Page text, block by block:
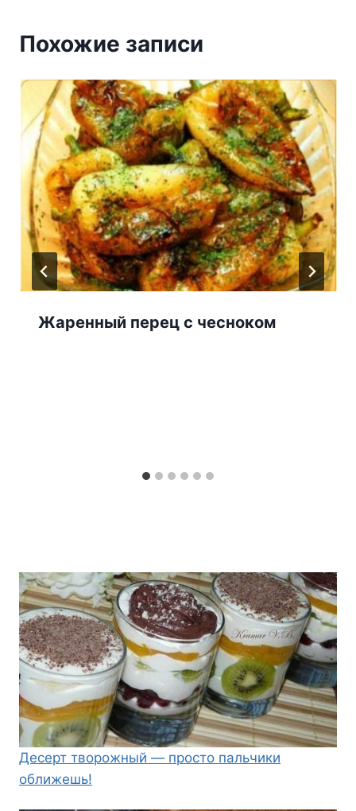
Похожие записи
Жаренный перец с чесноком
Десерт творожный — просто пальчики
оближешь!